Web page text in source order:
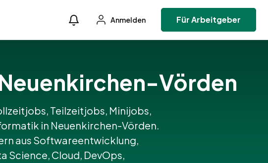
Anmelden Für Arbeitgeber
Vörden
Teilzeitjobs, Minijobs,
in Neuenkirchen-Vörden.
aus Softwareentwicklung,
Science, Cloud, DevOps,